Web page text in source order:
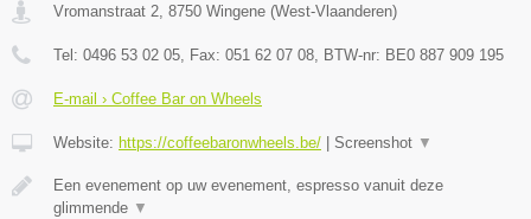
Vromanstraat 2, 8750 Wingene (West-Vlaanderen)
Tel: 0496 53 02 05, Fax: 051 62 07 08, BTW-nr: BE0 887 909 195
E-mail › Coffee Bar on Wheels
Website: https://coffeebaronwheels.be/ Screenshot ▼
Een evenement op uw evenement, espresso vanuit deze
glimmende ▼